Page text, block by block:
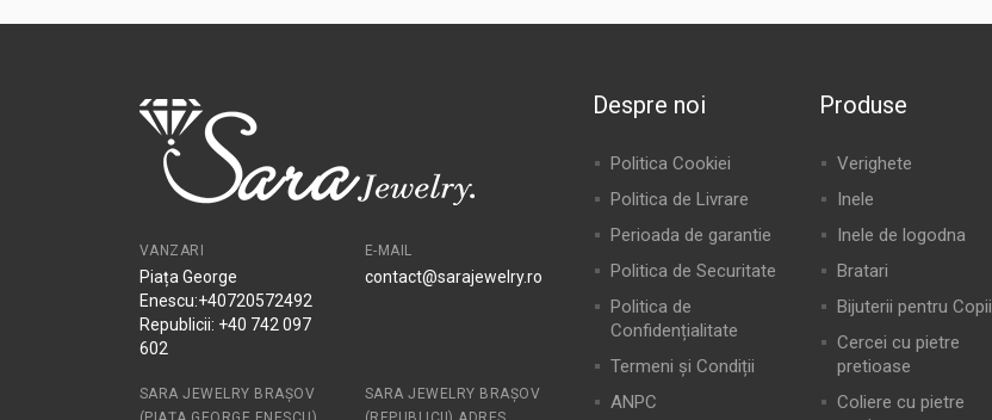
VANZARI
Piața George
Enescu:+40720572492
Republicii: +40 742 097
602
E-MAIL
contact@sarajewelry.ro
SARA JEWELRY BRAȘOV
SARA JEWELRY BRAȘOV
Despre noi
Politica Cookiei
Politica de Livrare
Perioada de garantie
Politica de Securitate
Politica de
Confidențialitate
Termeni și Condiții
ANPC
Produse
Verighete
Inele
Inele de logodna
Bratari
Bijuterii pentru Copii
Cercei cu pietre
pretioase
Coliere cu pietre